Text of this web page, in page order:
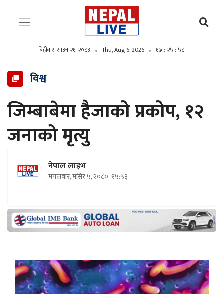
बिहीबार, साउन २१, २०८३ Thu, Aug 6, 2026 १७ : २६ : ००
विश्व
जिम्बाबेमा हैजाको प्रकोप, १२
जनाको मृत्यु
नेपाल लाइभ
मंगलबार, मंसिर ५, २०८० १५:५३